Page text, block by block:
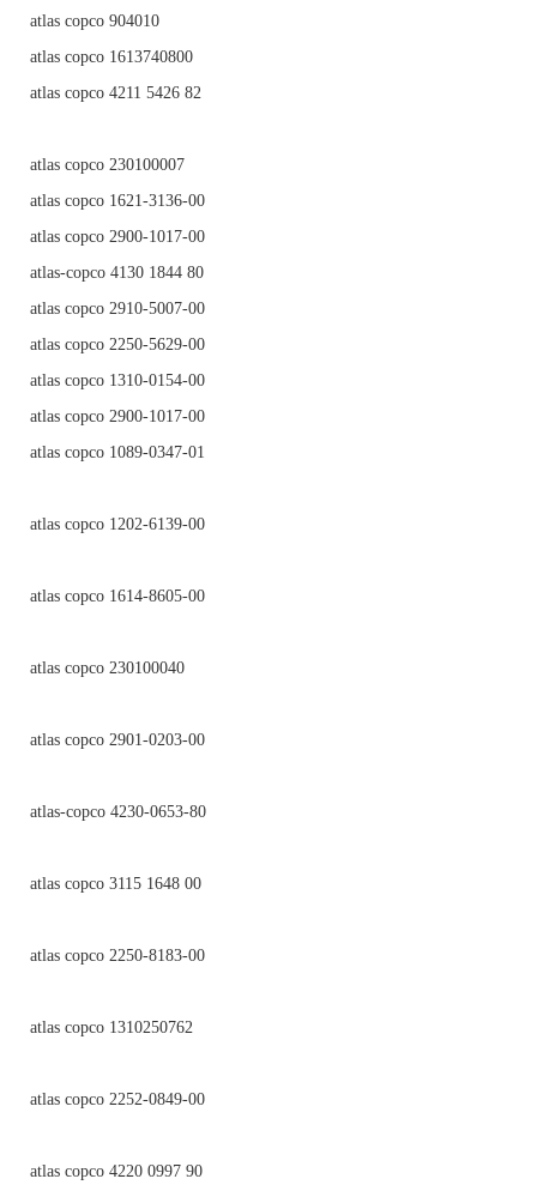
atlas copco 904010
atlas copco 1613740800
atlas copco 4211 5426 82
atlas copco 230100007
atlas copco 1621-3136-00
atlas copco 2900-1017-00
atlas-copco 4130 1844 80
atlas copco 2910-5007-00
atlas copco 2250-5629-00
atlas copco 1310-0154-00
atlas copco 2900-1017-00
atlas copco 1089-0347-01
atlas copco 1202-6139-00
atlas copco 1614-8605-00
atlas copco 230100040
atlas copco 2901-0203-00
atlas-copco 4230-0653-80
atlas copco 3115 1648 00
atlas copco 2250-8183-00
atlas copco 1310250762
atlas copco 2252-0849-00
atlas copco 4220 0997 90